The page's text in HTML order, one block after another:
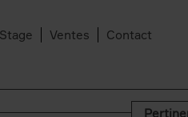
Ventes Contact